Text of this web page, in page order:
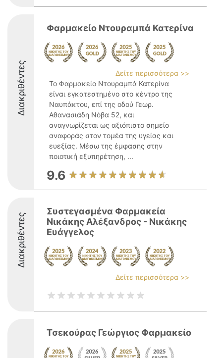
Διακριθέντες
Φαρμακείο Ντουραμπά Κατερίνα
Δείτε περισσότερα >>
Το Φαρμακείο Ντουραμπά Κατερίνα
είναι εγκατεστημένο στο κέντρο της
Ναυπάκτου, επί της οδού Γεωρ.
Αθανασιάδη Νόβα 52, και
αναγνωρίζεται ως αξιόπιστο σημείο
αναφοράς στον τομέα της υγείας και
ευεξίας. Μέσω της έμφασης στην
ποιοτική εξυπηρέτηση, ...
9.6
Διακριθέντες
Συστεγασμένα Φαρμακεία
Νικάκης Αλέξανδρος - Νικάκης
Ευάγγελος
Δείτε περισσότερα >>
Τσεκούρας Γεώργιος Φαρμακείο